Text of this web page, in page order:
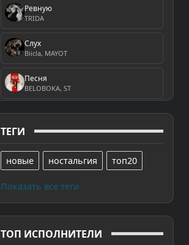
Ревную
TRIDA
Слух
Biicla, MAYOT
Песня
BELOBOKA, ST
ТЕГИ
новые ностальгия топ20
Показать все теги
ТОП ИСПОЛНИТЕЛИ